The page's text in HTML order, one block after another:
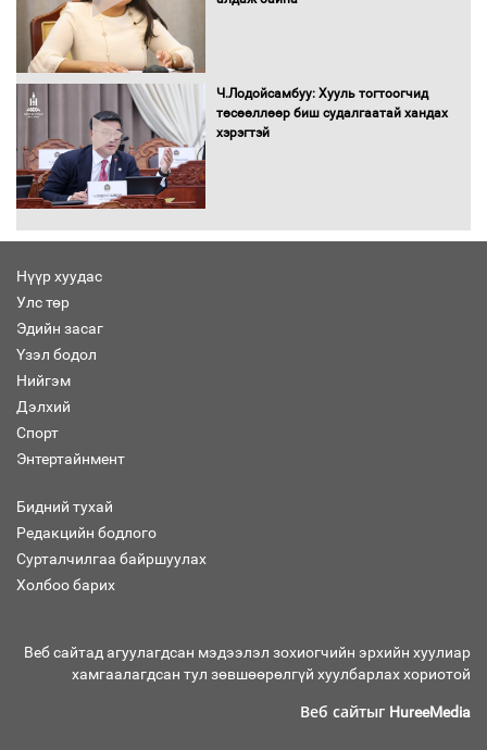
оролцож байгаа баг тамирчдад
амжилт хүслээ
албан татварыг тэглэлээ
Ч.Лодойсамбуу: Хууль тогтоогчид
төсөөллөөр биш судалгаатай хандах
хэрэгтэй
Нүүр хуудас
Улс төр
Эдийн засаг
Үзэл бодол
Нийгэм
Дэлхий
Спорт
Энтертайнмент
Бидний тухай
Редакцийн бодлого
Сурталчилгаа байршуулах
Холбоо барих
Веб сайтад агуулагдсан мэдээлэл зохиогчийн эрхийн хуулиар
хамгаалагдсан тул зөвшөөрөлгүй хуулбарлах хориотой
Веб сайтыг HureeMedia